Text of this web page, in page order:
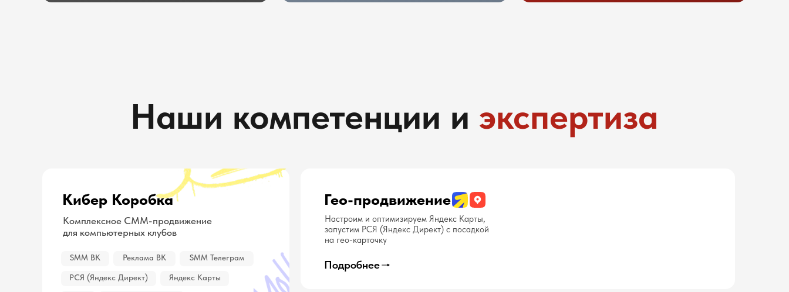
Наши компетенции и экспертиза
Комплексное СММ-продвижение
для компьютерных клубов
Яндекс Карты
РСЯ (Яндекс Директ)
Реклама ВК SMM Телеграм
SMM ВК
Кибер Коробка
Настроим и оптимизируем Яндекс Карты,
запустим РСЯ (Яндекс Директ) с посадкой
на гео-карточку
Гео-продвижение
Подробнее